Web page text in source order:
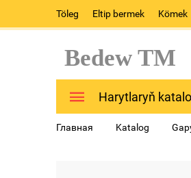
Töleg Eltip bermek Kömek
Bedew TM
Harytlaryň
Главная Katalog